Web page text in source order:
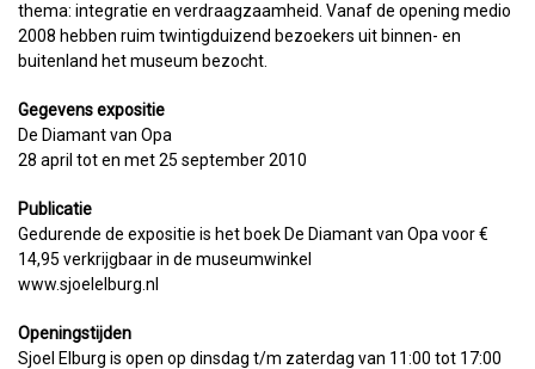
thema: integratie en verdraagzaamheid. Vanaf de opening medio
2008 hebben ruim twintigduizend bezoekers uit binnen- en
buitenland het museum bezocht.
Gegevens expositie
De Diamant van Opa
28 april tot en met 25 september 2010
Publicatie
Gedurende de expositie is het boek De Diamant van Opa voor €
14,95 verkrijgbaar in de museumwinkel
www.sjoelelburg.nl
Openingstijden
Sjoel Elburg is open op dinsdag t/m zaterdag van 11:00 tot 17:00